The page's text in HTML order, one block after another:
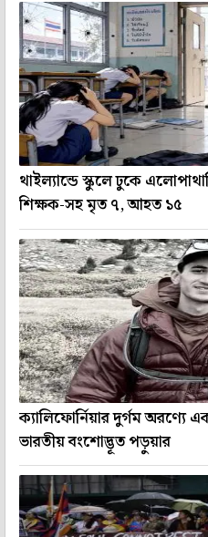
থাইল্যান্ডে স্কুলে ঢুকে
শিক্ষক-সহ মৃত ৭, আহত ১৫
ক্যালিফোর্নিয়ার দুর্গম অরণ্যে
ভারতীয় বংশোদ্ভূত পড়ুয়ার